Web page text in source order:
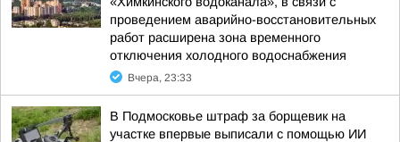
проведением аварийно-восстановительных
работ расширена зона временного
отключения холодного водоснабжения
Вчера, 23:33
В Подмосковье штраф за борщевик на
участке впервые выписали с помощью ИИ